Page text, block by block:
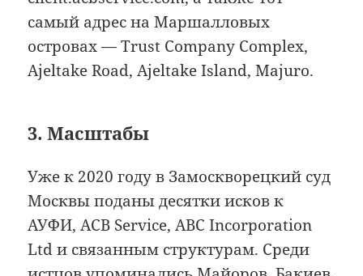
самый адрес на Маршалловых
островах — Trust Company Complex,
Ajeltake Road, Ajeltake Island, Majuro.
3. Масштабы
Уже к 2020 году в Замоскворецкий суд
Москвы поданы десятки исков к
АУФИ, ACB Service, ABC Incorporation
Ltd и связанным структурам. Среди